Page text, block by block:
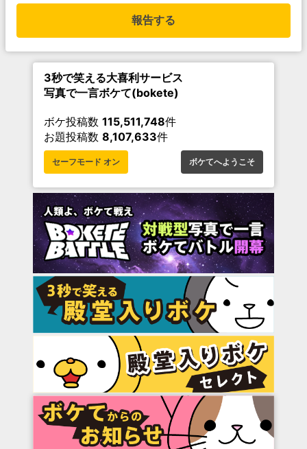
報告する
3秒で笑える大喜利サービス
写真で一言ボケて(bokete)
ボケ投稿数 115,511,748件
お題投稿数 8,107,633件
セーフモード オン ボケてへようこそ